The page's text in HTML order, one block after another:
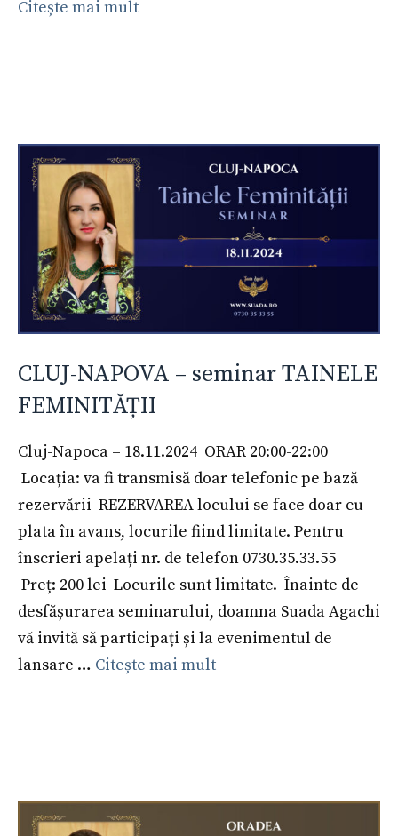
Citește mai mult
CLUJ-NAPOVA – seminar TAINELE
FEMINITĂȚII
Cluj-Napoca – 18.11.2024 ORAR 20:00-22:00
Locația: va fi transmisă doar telefonic pe bază
rezervării REZERVAREA locului se face doar cu
plata în avans, locurile fiind limitate. Pentru
înscrieri apelați nr. de telefon 0730.35.33.55
Preț: 200 lei Locurile sunt limitate. Înainte de
desfășurarea seminarului, doamna Suada Agachi
vă invită să participați și la evenimentul de
lansare … Citește mai mult